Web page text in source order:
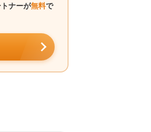
ナーが無料で